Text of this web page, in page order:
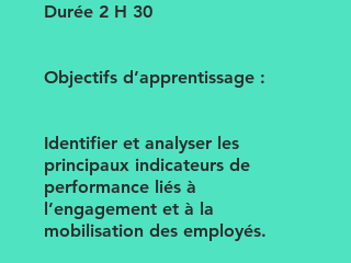
Durée 2 H 30
Objectifs d’apprentissage :
Identifier et analyser les
principaux indicateurs de
performance liés à
l’engagement et à la
mobilisation des employés.